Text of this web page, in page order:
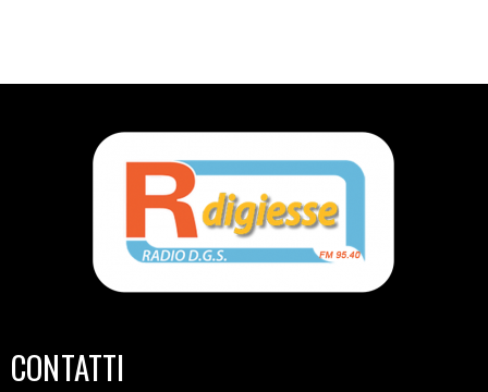
CONTATTI